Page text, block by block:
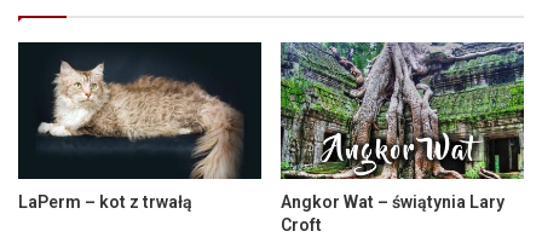
LaPerm – kot z trwałą
Angkor Wat – świątynia Lary
Croft